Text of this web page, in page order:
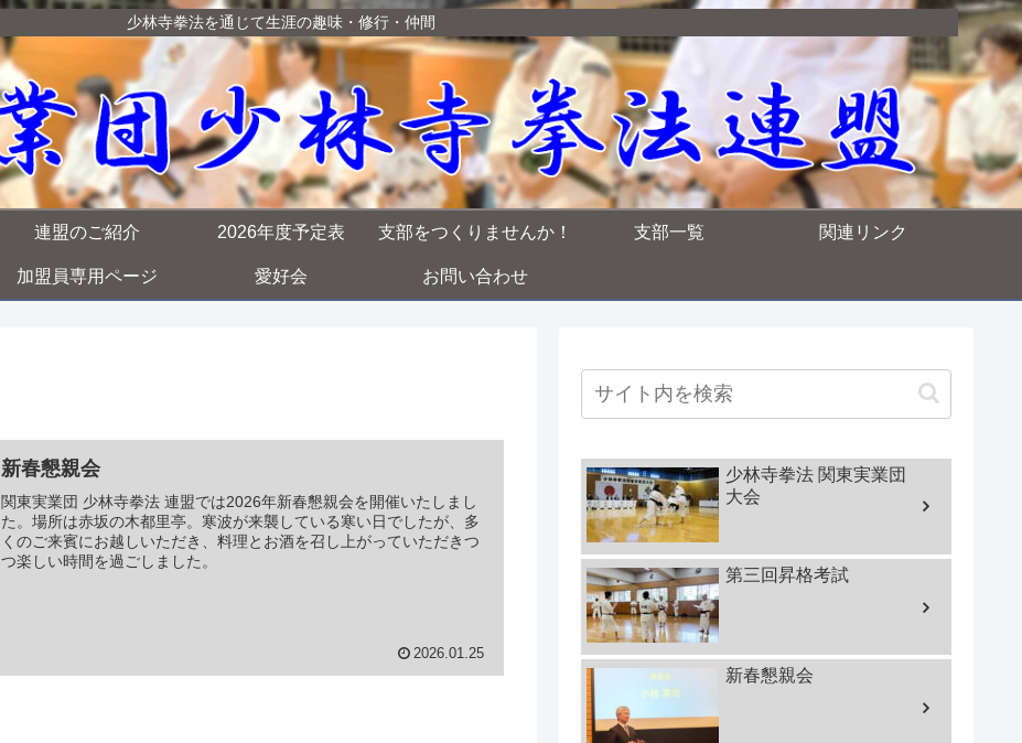
少林寺拳法を通じて生涯の趣味・修行・仲間
連盟のご紹介 2026年度予定表 支部をつくりませんか！ 支部一覧 関連リンク
加盟員専用ページ 愛好会 お問い合わせ
新春懇親会
関東実業団 少林寺拳法 連盟では2026年新春懇親会を開催いたしまし
た。場所は赤坂の木都里亭。寒波が来襲している寒い日でしたが、多
くのご来賓にお越しいただき、料理とお酒を召し上がっていただきつ
つ楽しい時間を過ごしました。
2026.01.25
少林寺拳法 関東実業団
大会
第三回昇格考試
新春懇親会